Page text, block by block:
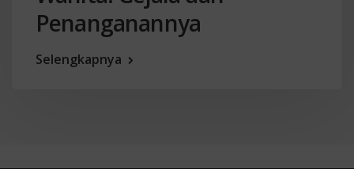
Penanganannya
Selengkapnya